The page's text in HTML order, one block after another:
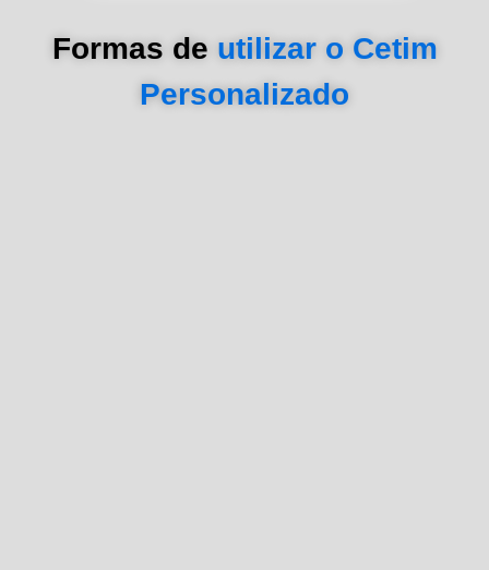
Formas de utilizar o Cetim
Personalizado